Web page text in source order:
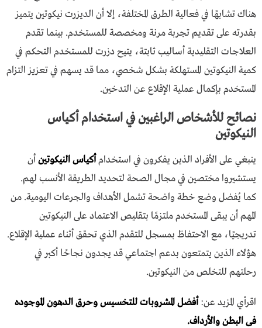
هناك تشابهًا في فعالية الطرق المختلفة، إلا أن الديزرت نيكوتين يتميز
بقدرته على تقديم تجربة مرنة ومخصصة للمستخدم. بينما تقدم
العلاجات التقليدية أساليب ثابتة، يتيح دزرت للمستخدم التحكم في
كمية النيكوتين المستهلكة بشكل شخصي، مما قد يسهم في تعزيز التزام
المستخدم بإكمال عملية الإقلاع عن التدخين.
نصائح للأشخاص الراغبين في استخدام أكياس
النيكوتين
ينبغي على الأفراد الذين يفكرون في استخدامأكياس النيكوتينأن
يستشيروا مختصين في مجال الصحة لتحديد الطريقة الأنسب لهم.
كما يُفضل وضع خطة واضحة تشمل الأهداف والجرعات اليومية. من
المهم أن يبقى المستخدم ملتزمًا بتقليص الاعتماد على النيكوتين
تدريجيًا، مع الاحتفاظ بمسجل للتقدم الذي تحقق أثناء عملية الإقلاع.
هؤلاء الذين يتمتعون بدعم اجتماعي قد يجدون نجاحًا أكبر في
رحلتهم للتخلص من النيكوتين.
اقرأي المزيد عن: أفضل المشروبات للتخسيس وحرق الدهون الموجوده
فى البطن والأرداف.